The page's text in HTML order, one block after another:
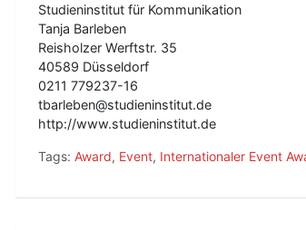
Studieninstitut für Kommunikation
Tanja Barleben
Reisholzer Werftstr. 35
40589 Düsseldorf
0211 779237-16
tbarleben@studieninstitut.de
http://www.studieninstitut.de
Tags: Award, Event, Internationaler Event